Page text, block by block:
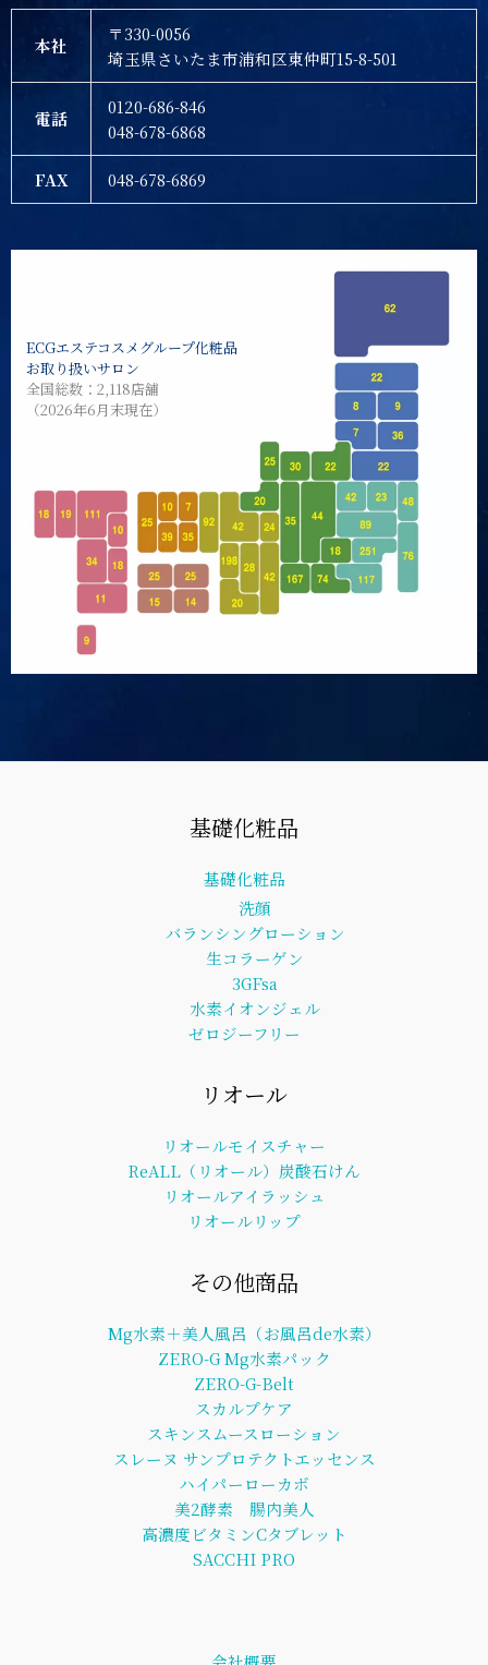
本社
〒330-0056
埼玉県さいたま市浦和区東仲町15-8-501
電話
0120-686-846
048-678-6868
FAX 048-678-6869
ECGエステコスメグループ化粧品
お取り扱いサロン
全国総数：2,118店舗
（2026年6月末現在）
基礎化粧品
基礎化粧品
洗顔
バランシングローション
生コラーゲン
3GFsa
水素イオンジェル
ゼロジーフリー
リオール
リオールモイスチャー
ReALL（リオール）炭酸石けん
リオールアイラッシュ
リオールリップ
その他商品
Mg水素＋美人風呂（お風呂de水素）
ZERO-G Mg水素パック
ZERO-G-Belt
スカルプケア
スキンスムースローション
スレーヌ サンプロテクトエッセンス
ハイパーローカボ
美2酵素 腸内美人
高濃度ビタミンCタブレット
SACCHI PRO